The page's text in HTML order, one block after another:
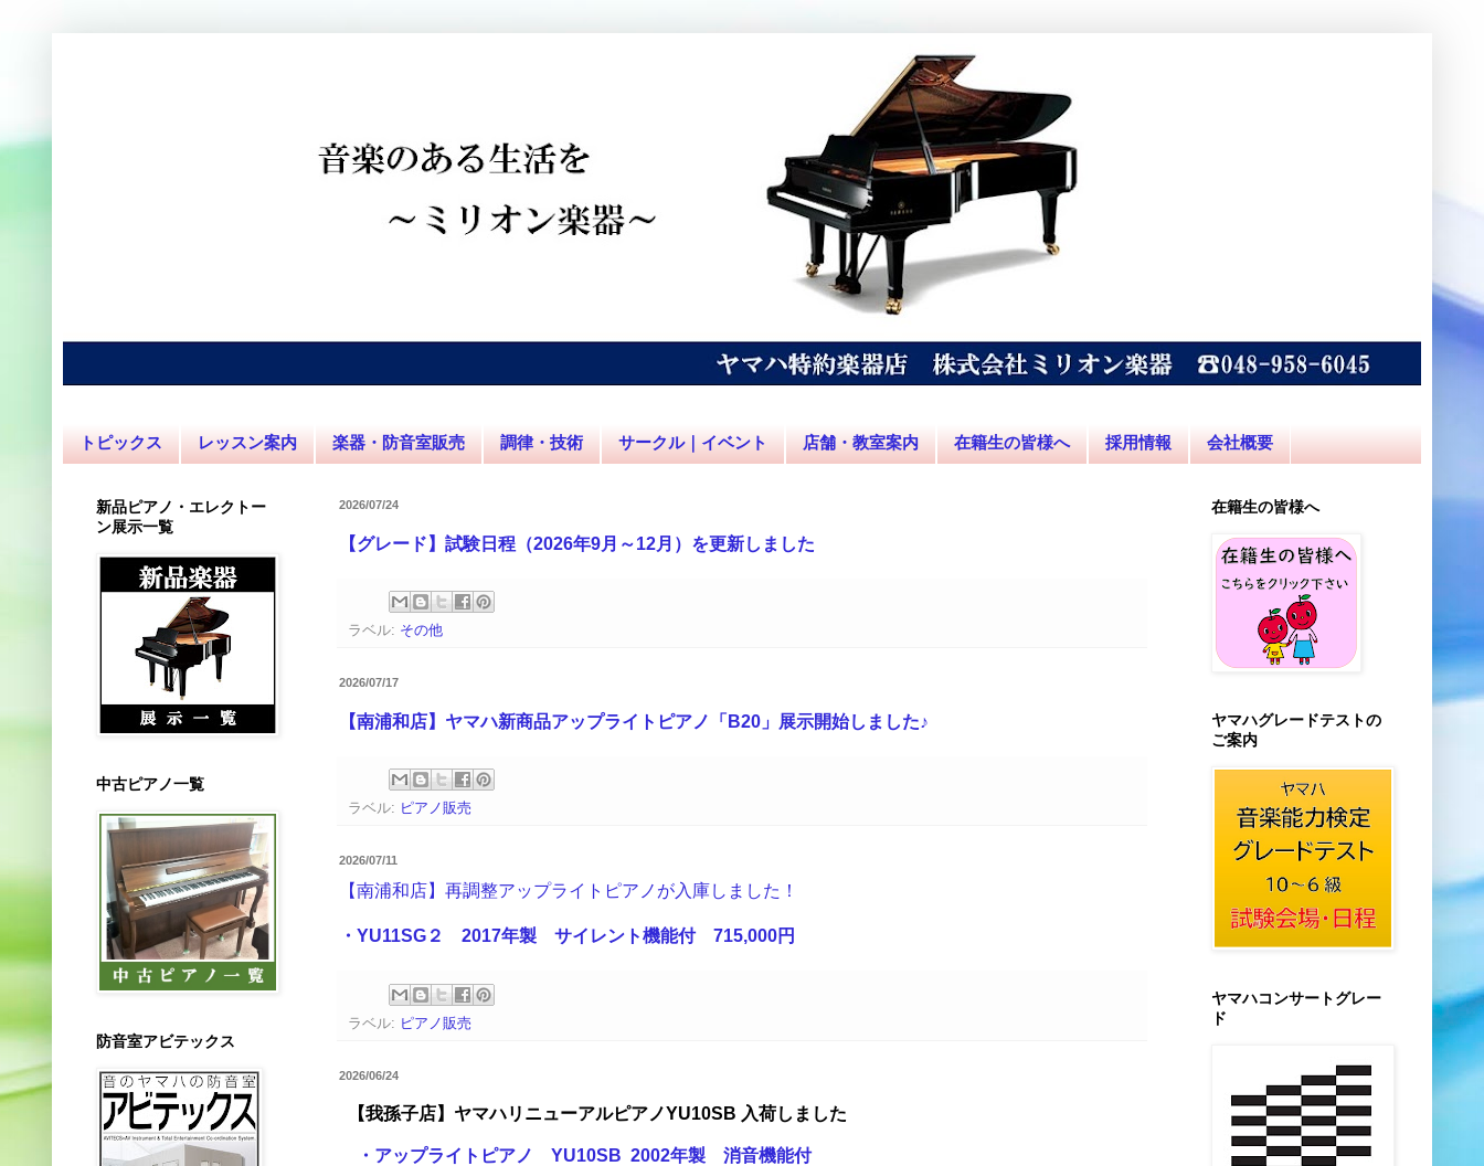
トピックス レッスン案内 楽器・防音室販売 調律・技術 サークル｜イベント 店舗・教室案内 在籍生の皆様へ 採用情報 会社概要
2026/07/24
【グレード】試験日程（2026年9月～12月）を更新しました
ラベル: その他
2026/07/17
【南浦和店】ヤマハ新商品アップライトピアノ「B20」展示開始しました♪
ラベル: ピアノ販売
2026/07/11
【南浦和店】再調整アップライトピアノが入庫しました！
・YU11SG２ 2017年製 サイレント機能付 715,000円
ラベル: ピアノ販売
2026/06/24
【我孫子店】ヤマハリニューアルピアノYU10SB 入荷しました
・アップライトピアノ YU10SB 2002年製 消音機能付
新品ピアノ・エレクトー
ン展示一覧
中古ピアノ一覧
防音室アビテックス
在籍生の皆様へ
ヤマハグレードテストの
ご案内
ヤマハコンサートグレー
ド